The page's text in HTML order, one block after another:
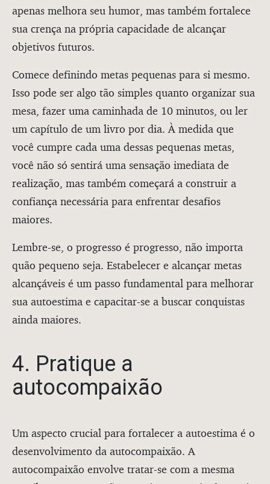
apenas melhora seu humor, mas também fortalece
sua crença na própria capacidade de alcançar
objetivos futuros.
Comece definindo metas pequenas para si mesmo.
Isso pode ser algo tão simples quanto organizar sua
mesa, fazer uma caminhada de 10 minutos, ou ler
um capítulo de um livro por dia. À medida que
você cumpre cada uma dessas pequenas metas,
você não só sentirá uma sensação imediata de
realização, mas também começará a construir a
confiança necessária para enfrentar desafios
maiores.
Lembre-se, o progresso é progresso, não importa
quão pequeno seja. Estabelecer e alcançar metas
alcançáveis é um passo fundamental para melhorar
sua autoestima e capacitar-se a buscar conquistas
ainda maiores.
4. Pratique a
autocompaixão
Um aspecto crucial para fortalecer a autoestima é o
desenvolvimento da autocompaixão. A
autocompaixão envolve tratar-se com a mesma